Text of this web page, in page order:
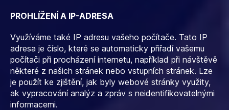
PROHLÍŽENÍ A IP-ADRESA
Využíváme také IP adresu vašeho počítače. Tato IP
adresa je číslo, které se automaticky přiřadí vašemu
počítači při procházení internetu, například při návštěvě
některé z našich stránek nebo vstupních stránek. Lze
je použít ke zjištění, jak byly webové stránky využity,
ak vypracování analýz a zpráv s neidentifikovatelnými
informacemi.